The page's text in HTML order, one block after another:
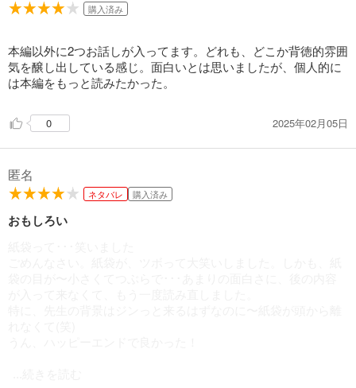
購入済み
本編以外に2つお話しが入ってます。どれも、どこか背徳的雰囲
気を醸し出している感じ。面白いとは思いましたが、個人的に
は本編をもっと読みたかった。
0 2025年02月05日
匿名
ネタバレ 購入済み
おもしろい